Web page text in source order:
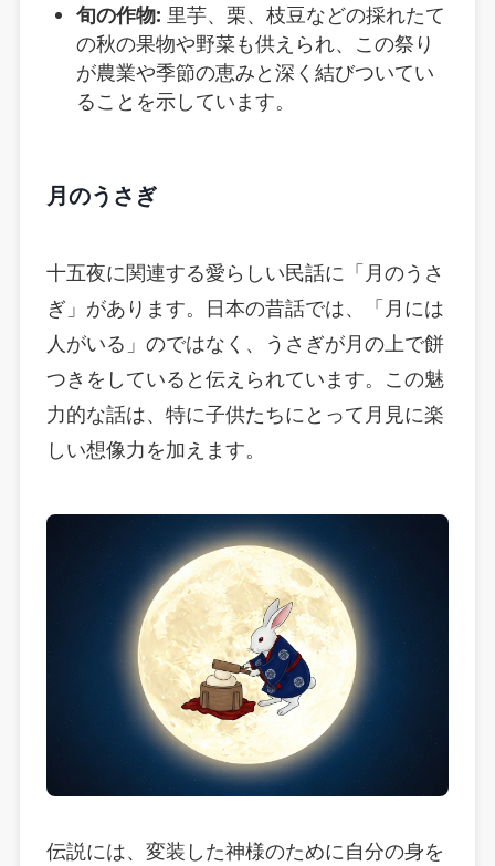
旬の作物: 里芋、栗、枝豆などの採れたて
の秋の果物や野菜も供えられ、この祭り
が農業や季節の恵みと深く結びついてい
ることを示しています。
月のうさぎ
十五夜に関連する愛らしい民話に「月のうさ
ぎ」があります。日本の昔話では、「月には
人がいる」のではなく、うさぎが月の上で餅
つきをしていると伝えられています。この魅
力的な話は、特に子供たちにとって月見に楽
しい想像力を加えます。
伝説には、変装した神様のために自分の身を